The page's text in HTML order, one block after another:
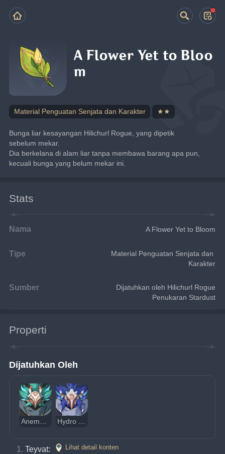
A Flower Yet to Bloo
m
Material Penguatan Senjata dan Karakter ★★
Bunga liar kesayangan Hilichurl Rogue, yang dipetik
sebelum mekar.
Dia berkelana di alam liar tanpa membawa barang apa pun,
kecuali bunga yang belum mekar ini.
Stats
Nama A Flower Yet to Bloom
Tipe
Material Penguatan Senjata dan
Karakter
Sumber
Dijatuhkan oleh Hilichurl Rogue
Penukaran Stardust
Properti
Dijatuhkan Oleh
Teyvat: Lihat detail konten